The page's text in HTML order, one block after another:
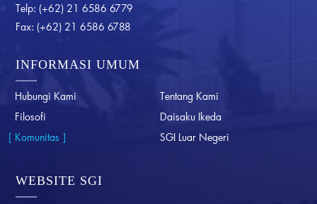
Telp: (+62) 21 6586 6779
Fax: (+62) 21 6586 6788
INFORMASI UMUM
Hubungi Kami
Tentang Kami
Filosofi
Daisaku Ikeda
Komunitas
SGI Luar Negeri
WEBSITE SGI